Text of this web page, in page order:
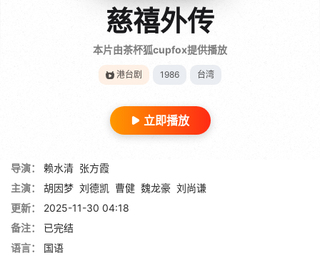
慈禧外传
本片由茶杯狐cupfox提供播放
港台剧 1986 台湾
立即播放
导演： 赖水清 张方霞
主演：
胡因梦 刘德凯 曹健 魏龙豪 刘尚谦
更新：
2025-11-30 04:18
备注：
已完结
语言：
国语